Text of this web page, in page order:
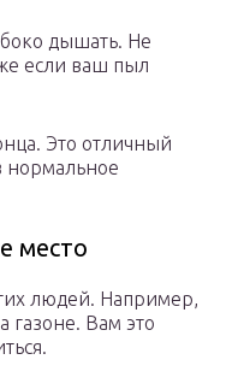
дышать. Не
если ваш пыл
Это отличный
нормальное
место
людей. Например,
газоне. Вам это